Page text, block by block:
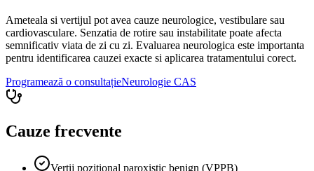
Ameteala si vertijul pot avea cauze neurologice, vestibulare sau
cardiovasculare. Senzatia de rotire sau instabilitate poate afecta
semnificativ viata de zi cu zi. Evaluarea neurologica este importanta
pentru identificarea cauzei exacte si aplicarea tratamentului corect.
Programează o consultațieNeurologie CAS
Cauze frecvente
Vertij pozitional paroxistic benign (VPPB)